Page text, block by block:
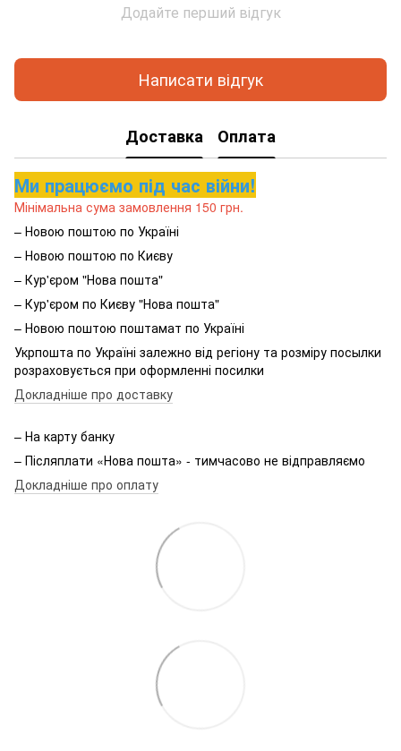
Додайте перший відгук
Написати відгук
Доставка Оплата
Ми працюємо під час війни!
Мінімальна сума замовлення 150 грн.
– Новою поштою по Україні
– Новою поштою по Києву
– Кур'єром "Нова пошта"
– Кур'єром по Києву "Нова пошта"
– Новою поштою поштамат по Україні
Укрпошта по Україні залежно від регіону та розміру посылки
розраховується при оформленні посилки
Докладніше про доставку
– На карту банку
– Післяплати «Нова пошта» - тимчасово не відправляємо
Докладніше про оплату